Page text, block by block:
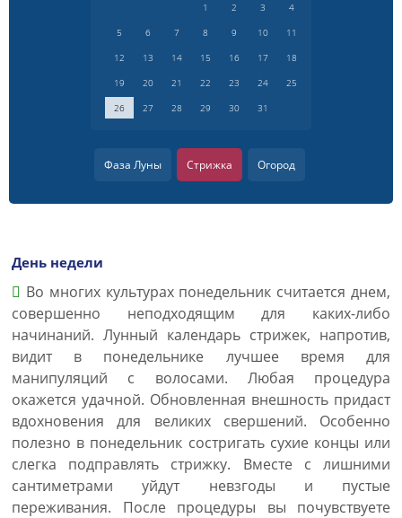
1 2 3
4
5
6 7 8 9 10
11
12
13 14 15 16 17
18
19
20 21 22 23 24
25
26
27 28 29 30 31
Фаза Луны Стрижка Огород
День недели
Во многих культурах понедельник считается днем,
совершенно неподходящим для каких-либо
начинаний. Лунный календарь стрижек, напротив,
видит в понедельнике лучшее время для
манипуляций с волосами. Любая процедура
окажется удачной. Обновленная внешность придаст
вдохновения для великих свершений. Особенно
полезно в понедельник состригать сухие концы или
слегка подправлять стрижку. Вместе с лишними
сантиметрами уйдут невзгоды и пустые
переживания. После процедуры вы почувствуете